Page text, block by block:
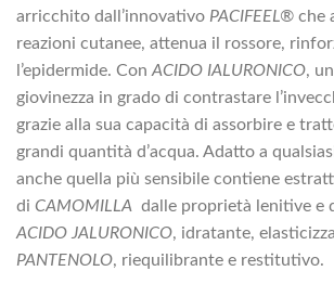
arricchito dall’innovativo PACIFEEL® che
reazioni cutanee, attenua il rossore,
l’epidermide. ConACIDO IALURONICO,
giovinezza in grado di contrastare
grazie alla sua capacità di assorbire e
grandi quantità d’acqua. Adatto a
anche quella più sensibile contiene
di CAMOMILLA dalle proprietà lenitive e
ACIDO JALURONICO, idratante,
PANTENOLO, riequilibrante e restitutivo.